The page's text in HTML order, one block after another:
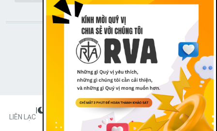
STAY CONNECTED WITH US!
FOOTER
LIÊN LẠC